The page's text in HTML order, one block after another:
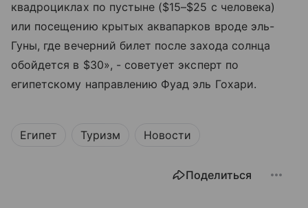
квадроциклах по пустыне ($15–$25 с человека)
или посещению крытых аквапарков вроде эль-
Гуны, где вечерний билет после захода солнца
обойдется в $30», - советует эксперт по
египетскому направлению Фуад эль Гохари.
Египет Туризм Новости
Поделиться